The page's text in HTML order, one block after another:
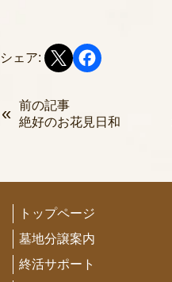
シェア:
前の記事
絶好のお花見日和
トップページ
墓地分譲案内
終活サポート